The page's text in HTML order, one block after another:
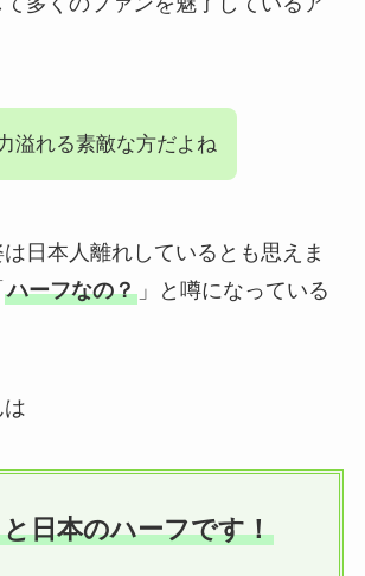
溢れる素敵な方だよね
日本人離れしているとも思えま
ハーフなの？」と噂になっている
日本のハーフです！